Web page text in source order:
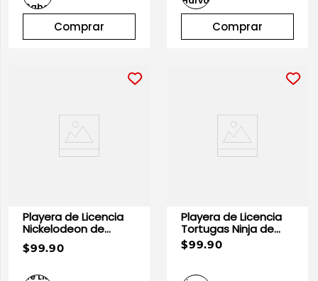
Comprar Comprar
Playera de Licencia
Nickelodeon de
Caballero
$99.90
Playera de Licencia
Tortugas Ninja de
Caballero
$99.90